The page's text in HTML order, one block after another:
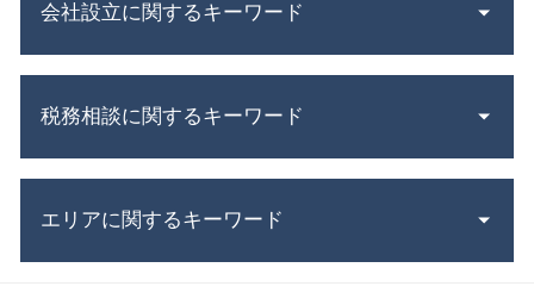
贈与税 申告 期限
共益権 とは
会社 分割
遺言書 無効
法定 相続分
会社設立に関するキーワード
会社設立 資本金
法人設立 届出書
補助金 助成金 違い
会社設立費用 経費
税務相談に関するキーワード
税務調査 時期
エリアに関するキーワード